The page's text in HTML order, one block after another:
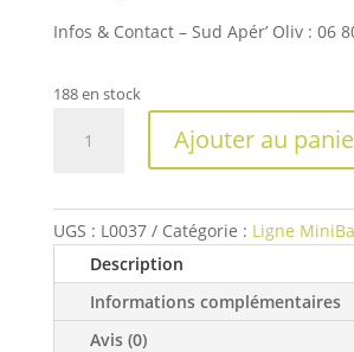
Infos & Contact – Sud Apér’ Oliv : 06
188 en stock
cajou
Cacahuètes
Ajouter au
UGS : L0037 Catégorie : Ligne
Description
Informations complémentaires
Avis (0)